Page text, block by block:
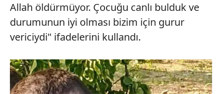
Allah öldürmüyor. Çocuğu canlı bulduk ve
durumunun iyi olması bizim için gurur
vericiydi" ifadelerini kullandı.